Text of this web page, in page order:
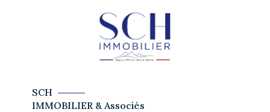
SCH
IMMOBILIER & Associés